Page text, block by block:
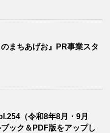
のまちあげお』PR事業スタ
（令和8年8月・9月
ック＆PDF版をアップし